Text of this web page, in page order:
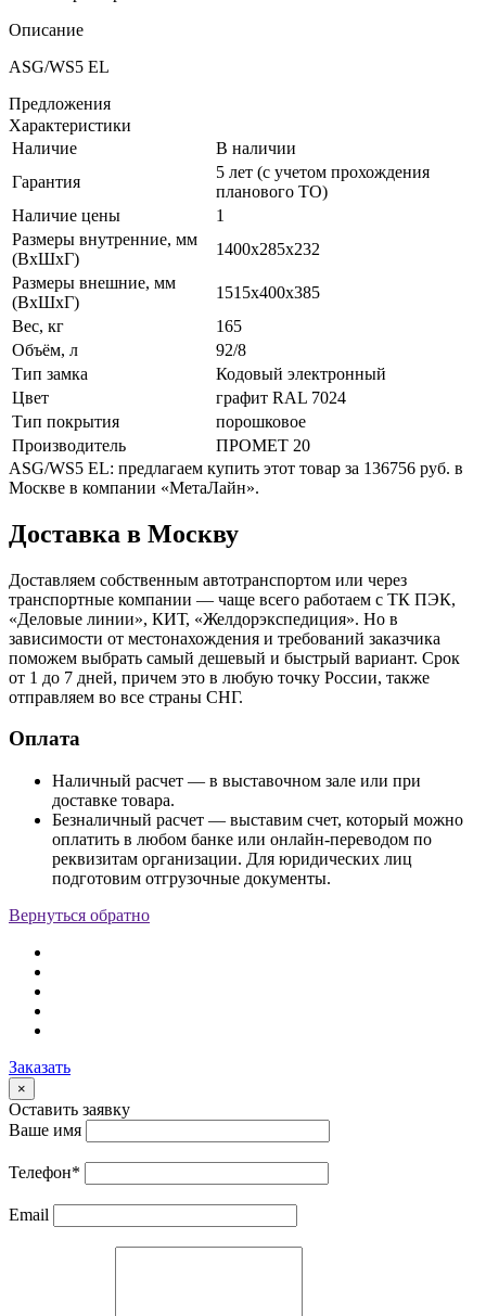
Описание
ASG/WS5 EL
Предложения
Характеристики
Наличие
В наличии
Гарантия
5 лет (с учетом прохождения
планового ТО)
Наличие цены
1
Размеры внутренние, мм
(ВхШхГ)
1400x285x232
Размеры внешние, мм
(ВхШхГ)
1515x400x385
Вес, кг
165
Объём, л
92/8
Тип замка
Кодовый электронный
Цвет
графит RAL 7024
Тип покрытия
порошковое
Производитель
ПРОМЕТ 20
ASG/WS5 EL: предлагаем купить этот товар за 136756 руб. в
Москве в компании «МетаЛайн».
Доставка в Москву
Доставляем собственным автотранспортом или через
транспортные компании — чаще всего работаем с ТК ПЭК,
«Деловые линии», КИТ, «Желдорэкспедиция». Но в
зависимости от местонахождения и требований заказчика
поможем выбрать самый дешевый и быстрый вариант. Срок
от 1 до 7 дней, причем это в любую точку России, также
отправляем во все страны СНГ.
Оплата
Наличный расчет — в выставочном зале или при
доставке товара.
Безналичный расчет — выставим счет, который можно
оплатить в любом банке или онлайн-переводом по
реквизитам организации. Для юридических лиц
подготовим отгрузочные документы.
Вернуться обратно
Заказать
×
Оставить заявку
Ваше имя
Телефон*
Email